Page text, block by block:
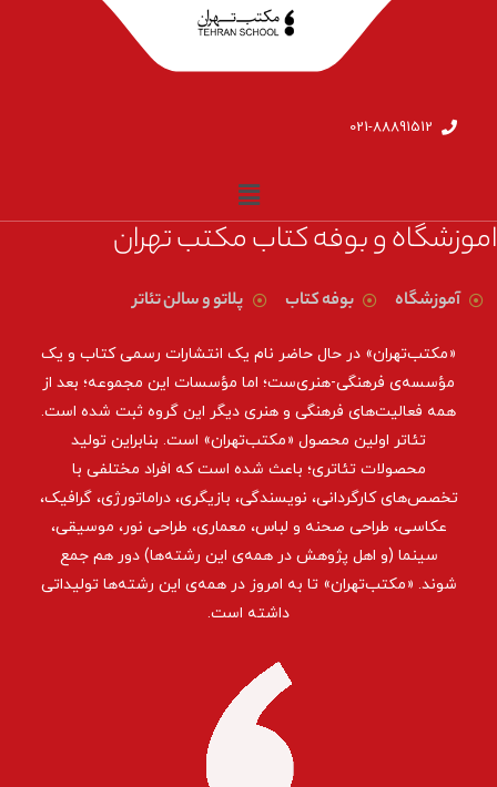
021-88891512
اموزشگاه و بوفه کتاب مکتب تهران
آموزشگاه بوفه کتاب پلاتو و سالن تئاتر
«مکتب‌تهران» در حال حاضر نام یک انتشارات رسمی کتاب و یک
مؤسسه‌ی فرهنگی-هنری‌ست؛ اما مؤسسات این مجموعه؛ بعد از
همه‌ فعالیت‌های فرهنگی و هنری دیگر این گروه ثبت شده است.
تئاتر اولین محصول «مکتب‌تهران» است. بنابراین تولید
محصولات تئاتری؛ باعث شده است که افراد مختلفی با
تخصص‌های کارگردانی، نویسندگی، بازیگری، دراماتورژی، گرافیک،
عکاسی، طراحی ‌صحنه و لباس، معماری، طراحی نور، موسیقی،
سینما (و اهل پژوهش در همه‌ی این رشته‌ها) دور هم جمع
شوند. «مکتب‌تهران» تا به امروز در همه‌ی این رشته‌ها تولیداتی
داشته است.